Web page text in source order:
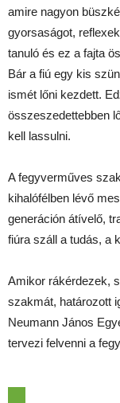
amire nagyon
gyorsaságot,
tanuló és ez a fajta
Bár a fiú egy kis
ismét lőni kezdett.
összeszedettebben
kell lassulni.
A fegyverműves
kihalófélben lévő
generáción átívelő,
fiúra száll a tudás, a
Amikor rákérdezek,
szakmát, határozott
Neumann János
tervezi felvenni a